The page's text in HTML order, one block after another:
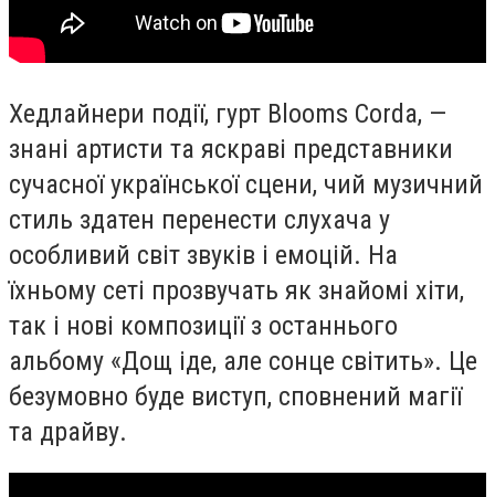
Хедлайнери події, гурт Blooms Corda, —
знані артисти та яскраві представники
сучасної української сцени, чий музичний
стиль здатен перенести слухача у
особливий світ звуків і емоцій. На
їхньому сеті прозвучать як знайомі хіти,
так і нові композиції з останнього
альбому «Дощ іде, але сонце світить». Це
безумовно буде виступ, сповнений магії
та драйву.